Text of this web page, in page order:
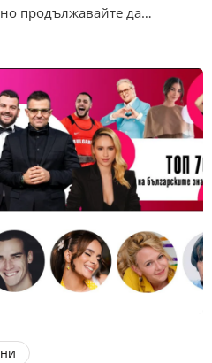
продължавайте да…